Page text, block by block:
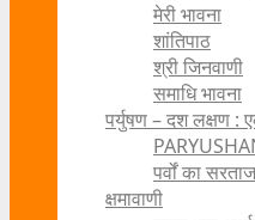
मेरी भावना
शांतिपाठ
श्री जिनवाणी
समाधि भावना
पर्युषण – दश लक्षण :
पर्वों का सरताज
क्षमावाणी